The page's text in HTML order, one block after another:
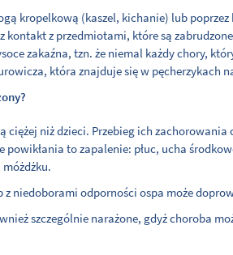
kropelkową (kaszel, kichanie) lub
kontakt z przedmiotami, które są
zakaźna, tzn. że niemal każdy chory,
która znajduje się w pęcherzykach
ciężej niż dzieci. Przebieg ich
powikłania to zapalenie: płuc, ucha
z niedoborami odporności ospa może
szczególnie narażone, gdyż choroba